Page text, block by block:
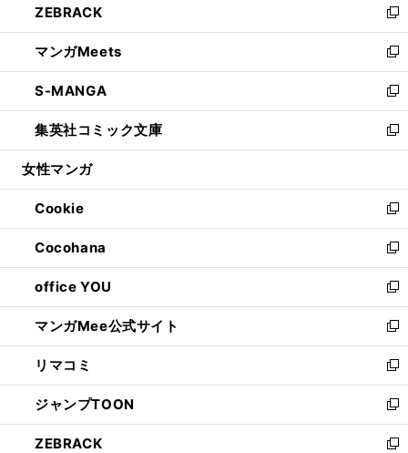
く
で
開
く
ド
ウ
で
開
く
ィ
ン
ド
ウ
で
開
く
い
ウ
ィ
ン
ド
ウ
で
開
ZEBRACK
新
し
い
ウ
ィ
ン
ド
ウ
開
く
マンガMeets
新
し
い
ウ
ィ
ン
ウ
で
開
く
S-MANGA
新
し
い
ウ
ン
ド
ウ
で
開
く
集英社コミック文庫
新
し
ウ
ィ
ン
ド
ウ
で
開
く
女性マンガ
Cookie
新
し
い
ウ
ィ
ン
ド
ウ
で
開
く
Cocohana
新
し
い
ウ
ィ
ン
ド
ウ
で
開
く
office YOU
新
し
い
ウ
ィ
ン
ド
ウ
で
マンガMee公式サイト
新
し
い
ウ
ィ
ン
ド
リマコミ
新
し
い
ウ
ィ
ジャンプTOON
新
し
い
ZEBRACK
新